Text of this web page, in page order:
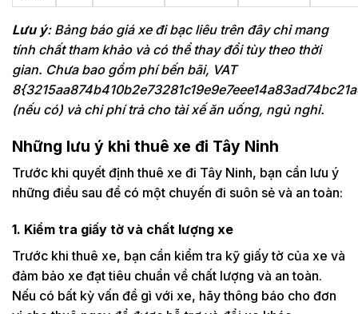
Lưu ý: Bảng báo giá xe đi bạc liêu trên đây chỉ mang
tính chất tham khảo và có thể thay đổi tùy theo thời
gian. Chưa bao gồm phí bến bãi, VAT
(nếu có) và chi phí trả cho tài xế ăn uống, ngủ nghỉ.
Những lưu ý khi thuê xe đi Tây Ninh
Trước khi quyết định thuê xe đi Tây Ninh, bạn cần lưu ý
những điều sau để có một chuyến đi suôn sẻ và an toàn:
1. Kiểm tra giấy tờ và chất lượng xe
Trước khi thuê xe, bạn cần kiểm tra kỹ giấy tờ của xe và
đảm bảo xe đạt tiêu chuẩn về chất lượng và an toàn.
Nếu có bất kỳ vấn đề gì với xe, hãy thông báo cho đơn